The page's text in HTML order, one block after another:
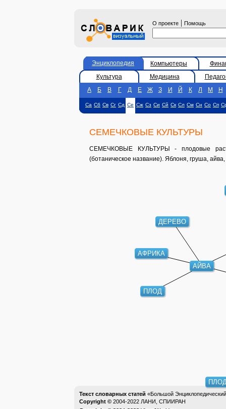
О проекте | Помощь
Энциклопедия Компьютеры
Культура
Медицина
А
Б В Г Д Е Ж З И Й К Л М Н
Са Сб Св Сг Сд Се Сж Сз Си Сй Ск Сл См Сн Со Сп
СЕМЕЧКОВЫЕ КУЛЬТУРЫ
СЕМЕЧКОВЫЕ КУЛЬТУРЫ - плодовые
(ботаническое название). Яблоня, груша, айва,
АЙВА
ПЛОД
ДЕРЕВО
АФРИКА
Текст словарных статей «Большой
Copyright © 2004-2022 ЛАНИ, СПИИРАН